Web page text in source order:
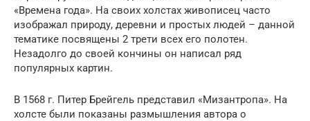
«Времена года». На своих холстах живописец часто
изображал природу, деревни и простых людей – данной
тематике посвящены 2 трети всех его полотен.
Незадолго до своей кончины он написал ряд
популярных картин.
В 1568 г. Питер Брейгель представил «Мизантропа». На
холсте были показаны размышления автора о